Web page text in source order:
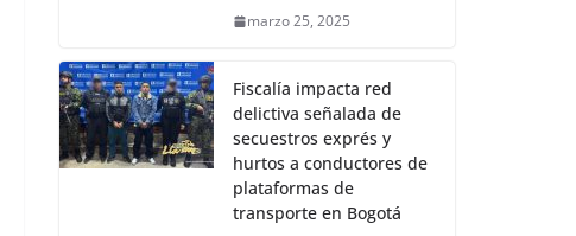
marzo 25, 2025
Fiscalía impacta red
delictiva señalada de
secuestros exprés y
hurtos a conductores de
plataformas de
transporte en Bogotá